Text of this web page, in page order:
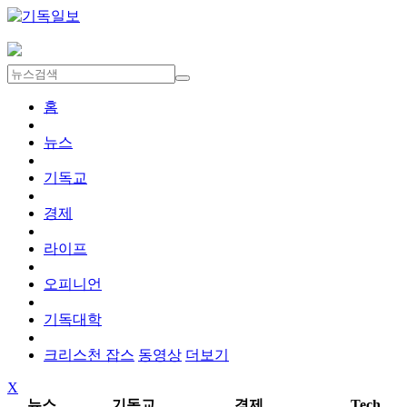
홈
뉴스
기독교
경제
라이프
오피니언
기독대학
크리스천 잡스 동영상 더보기
X